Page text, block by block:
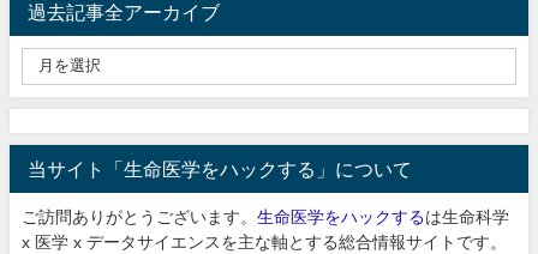
過去記事全アーカイブ
当サイト「生命医学をハックする」について
ご訪問ありがとうございます。 生命医学をハックするは生命科学
x 医学 x データサイエンスを主な軸とする総合情報サイトです。